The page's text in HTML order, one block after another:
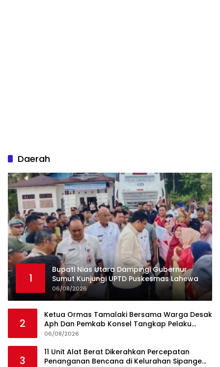
Daerah
1
Bupati Nias Utara Dampingi Gubernur
Sumut Kunjungi UPTD Puskesmas Lahewa
06/08/2026
2
Ketua Ormas Tamalaki Bersama Warga Desak
Aph Dan Pemkab Konsel Tangkap Pelaku
Angkut Cangkang Sawit Overload, Truk PT KAP
06/08/2026
3
11 Unit Alat Berat Dikerahkan Percepatan
Penanganan Bencana di Kelurahan Sipange